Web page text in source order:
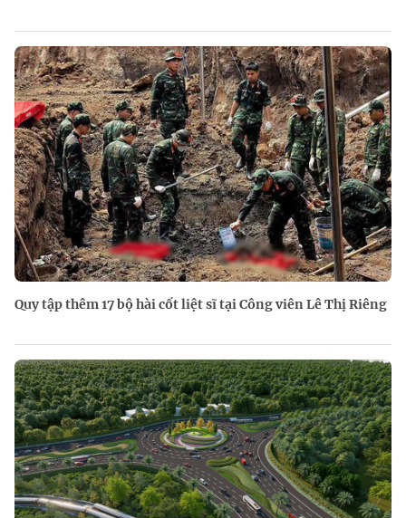
Quy tập thêm 17 bộ hài cốt liệt sĩ tại Công viên Lê Thị Riêng